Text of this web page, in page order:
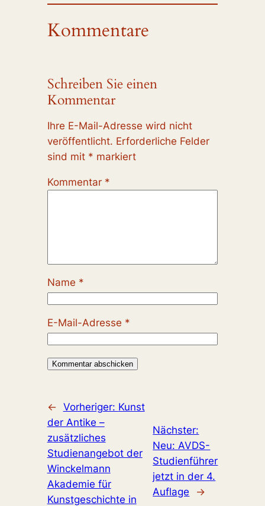
Kommentare
Schreiben Sie einen
Kommentar
Ihre E-Mail-Adresse wird nicht
veröffentlicht. Erforderliche Felder
sind mit * markiert
Kommentar *
Name *
E-Mail-Adresse *
← Vorheriger: Kunst
der Antike –
zusätzliches
Studienangebot der
Winckelmann
Akademie für
Kunstgeschichte in
Nächster:
Neu: AVDS-
Studienführer
jetzt in der 4.
Auflage
→